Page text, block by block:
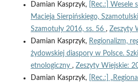
Damian Kasprzyk,
[Rec.:] Wesele
Macieja Sierpińskiego,
Szamotuły 2016, ss. 56 , Zeszyty
Damian Kasprzyk, Regionalizm,
żydowskiej diaspory w Polsce.
etnologiczny , Zeszyty Wiejskie:
Damian Kasprzyk,
[Rec.:]